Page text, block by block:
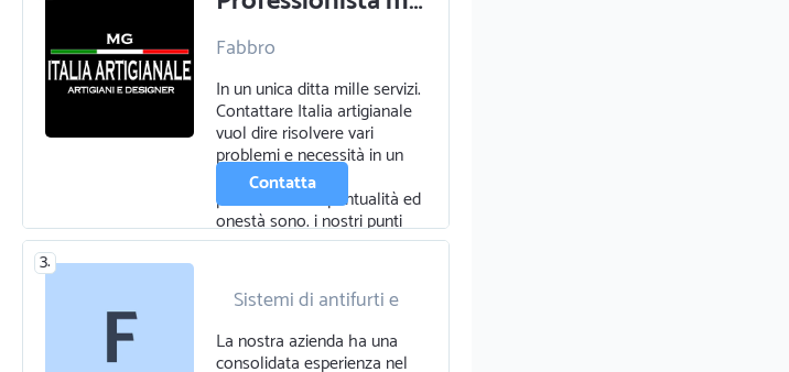
Fabbro
Serrature e chiavi
Zanzariere serrande e
tende
In un unica ditta mille servizi.
Contattare Italia artigianale
vuol dire risolvere vari
problemi e necessità in un
unico riferimento.
professionalità puntualità ed
onestà sono. i nostri punti
forti. m…
Contatta
3.
Sistemi di antifurti e
Domotica
La nostra azienda ha una
consolidata esperienza nel